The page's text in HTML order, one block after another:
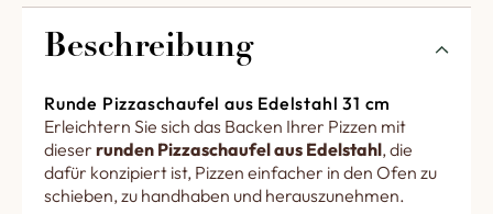
Beschreibung
Runde Pizzaschaufel aus Edelstahl 31 cm
Erleichtern Sie sich das Backen Ihrer Pizzen mit
dieser runden Pizzaschaufel aus Edelstahl, die
dafür konzipiert ist, Pizzen einfacher in den Ofen zu
schieben, zu handhaben und herauszunehmen.